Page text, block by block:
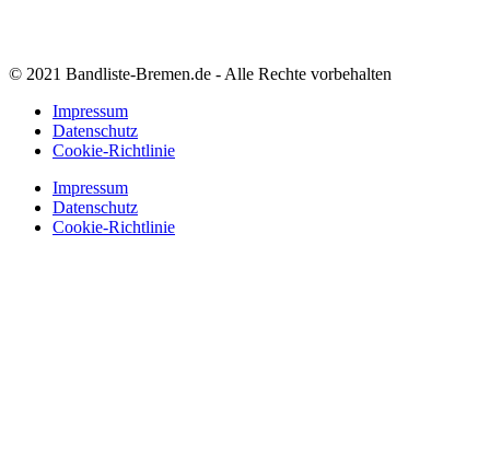
© 2021 Bandliste-Bremen.de - Alle Rechte vorbehalten
Impressum
Datenschutz
Cookie-Richtlinie
Impressum
Datenschutz
Cookie-Richtlinie